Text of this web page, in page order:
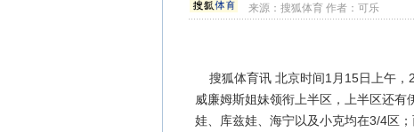
来源：搜狐体育 作者：可乐
搜狐体育讯 北京时间1月15日上午，
威廉姆斯姐妹领衔上半区，上半区还
娃、库兹娃、海宁以及小克均在3/4区